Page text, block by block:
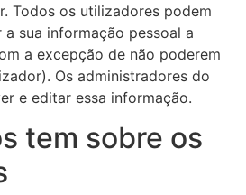
Todos os utilizadores podem
sua informação pessoal a
a excepção de não poderem
Os administradores do
e editar essa informação.
tem sobre os